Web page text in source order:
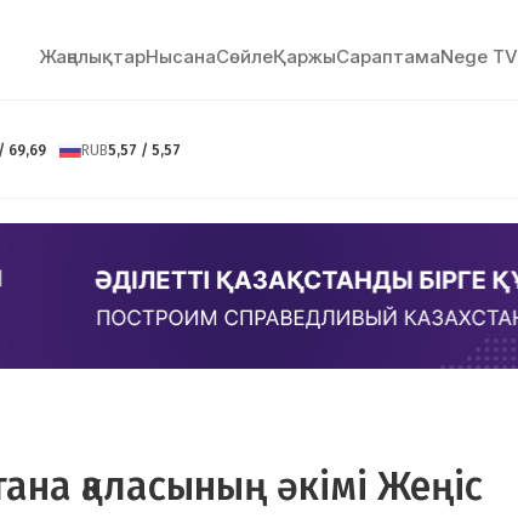
ЖаңалықтарНысанаСөйлeҚаржыСараптамаNege TV
69,69 RUB5,57 / 5,57
қаласының әкімі Жеңіс